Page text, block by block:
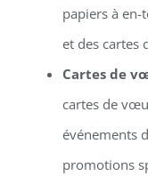
papiers à en-
et des cartes
Cartes de
cartes de
événements
promotions